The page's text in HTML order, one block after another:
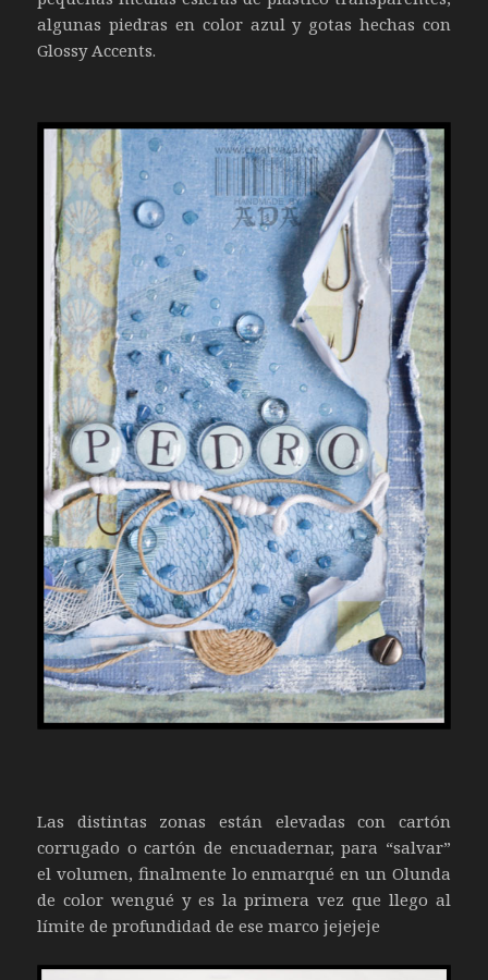
algunas piedras en color azul y gotas hechas con
Glossy Accents.
Las distintas zonas están elevadas con cartón
corrugado o cartón de encuadernar, para “salvar”
el volumen, finalmente lo enmarqué en un Olunda
de color wengué y es la primera vez que llego al
límite de profundidad de ese marco jejejeje